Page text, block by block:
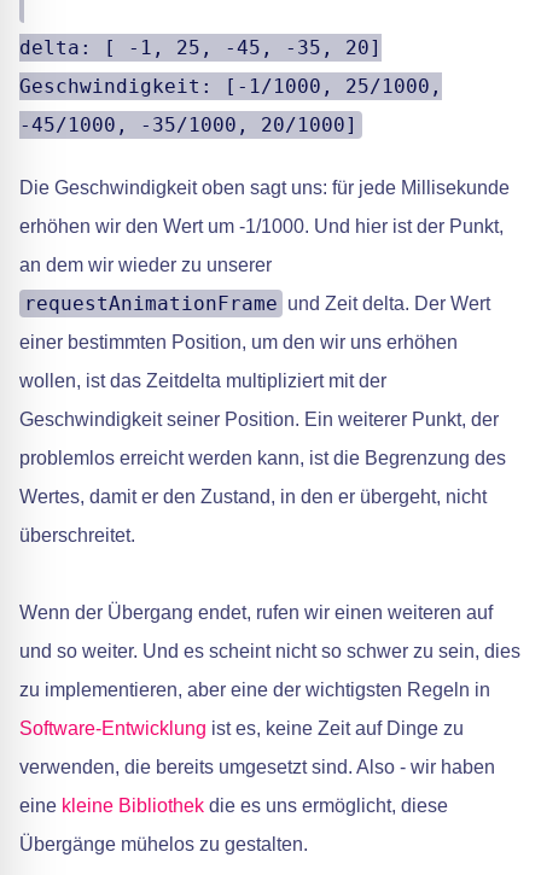
delta: [ -1, 25, -45, -35, 20]
Geschwindigkeit: [-1/1000, 25/1000,
-45/1000, -35/1000, 20/1000]
Die Geschwindigkeit oben sagt uns: für jede Millisekunde
erhöhen wir den Wert um -1/1000. Und hier ist der Punkt,
an dem wir wieder zu unserer
requestAnimationFrame und Zeit delta. Der Wert
einer bestimmten Position, um den wir uns erhöhen
wollen, ist das Zeitdelta multipliziert mit der
Geschwindigkeit seiner Position. Ein weiterer Punkt, der
problemlos erreicht werden kann, ist die Begrenzung des
Wertes, damit er den Zustand, in den er übergeht, nicht
überschreitet.
Wenn der Übergang endet, rufen wir einen weiteren auf
und so weiter. Und es scheint nicht so schwer zu sein, dies
zu implementieren, aber eine der wichtigsten Regeln in
Software-Entwicklung ist es, keine Zeit auf Dinge zu
verwenden, die bereits umgesetzt sind. Also - wir haben
eine kleine Bibliothek die es uns ermöglicht, diese
Übergänge mühelos zu gestalten.